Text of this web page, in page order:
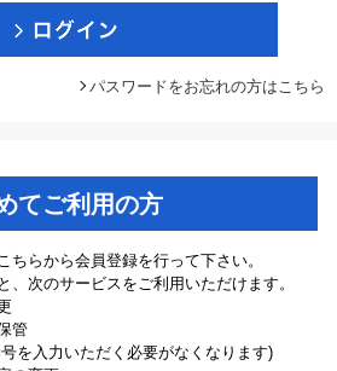
パスワードをお忘れの方はこちら
てご利用の方
ちらから会員登録を行って下さい。
、次のサービスをご利用いただけます。
管
を入力いただく必要がなくなります)